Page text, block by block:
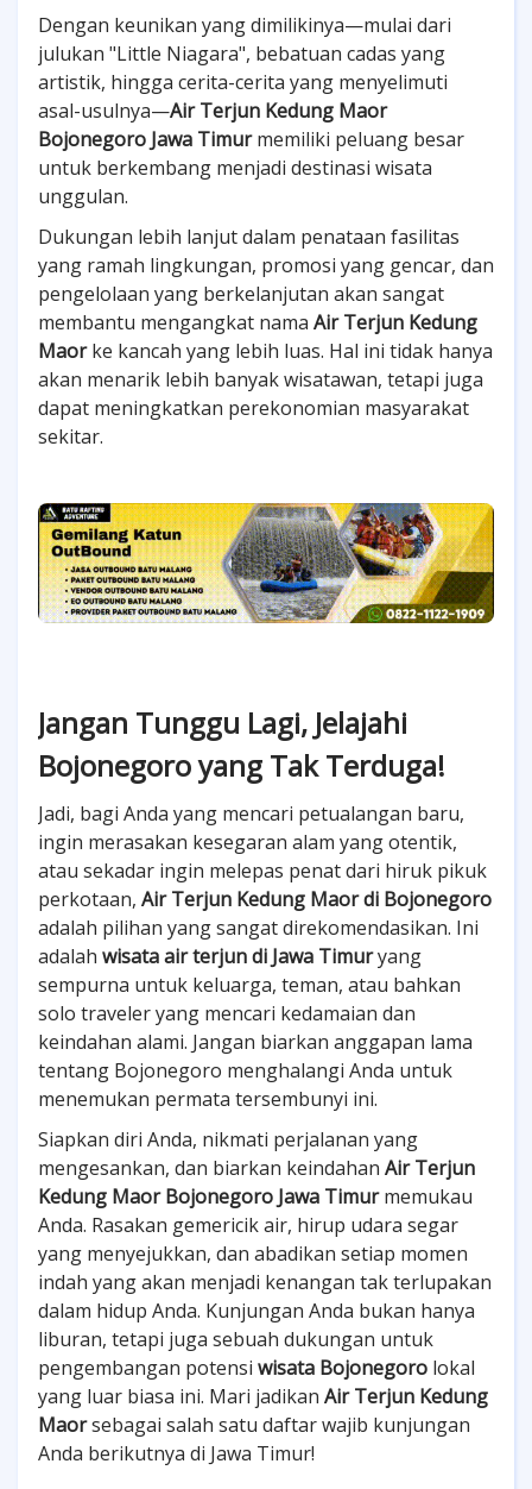
Dengan keunikan yang dimilikinya—mulai dari
julukan "Little Niagara", bebatuan cadas yang
artistik, hingga cerita-cerita yang menyelimuti
asal-usulnya—Air Terjun Kedung Maor
Bojonegoro Jawa Timurmemiliki peluang besar
untuk berkembang menjadi destinasi wisata
unggulan.
Dukungan lebih lanjut dalam penataan fasilitas
yang ramah lingkungan, promosi yang gencar, dan
pengelolaan yang berkelanjutan akan sangat
membantu mengangkat nama Air Terjun Kedung
Maorke kancah yang lebih luas. Hal ini tidak hanya
akan menarik lebih banyak wisatawan, tetapi juga
dapat meningkatkan perekonomian masyarakat
sekitar.
Jangan Tunggu Lagi, Jelajahi
Bojonegoro yang Tak Terduga!
Jadi, bagi Anda yang mencari petualangan baru,
ingin merasakan kesegaran alam yang otentik,
atau sekadar ingin melepas penat dari hiruk pikuk
perkotaan, Air Terjun Kedung Maor di Bojonegoro
adalah pilihan yang sangat direkomendasikan. Ini
adalah wisata air terjun di Jawa Timuryang
sempurna untuk keluarga, teman, atau bahkan
solo traveler yang mencari kedamaian dan
keindahan alami. Jangan biarkan anggapan lama
tentang Bojonegoro menghalangi Anda untuk
menemukan permata tersembunyi ini.
Siapkan diri Anda, nikmati perjalanan yang
mengesankan, dan biarkan keindahan Air Terjun
Kedung Maor Bojonegoro Jawa Timurmemukau
Anda. Rasakan gemericik air, hirup udara segar
yang menyejukkan, dan abadikan setiap momen
indah yang akan menjadi kenangan tak terlupakan
dalam hidup Anda. Kunjungan Anda bukan hanya
liburan, tetapi juga sebuah dukungan untuk
pengembangan potensi wisata Bojonegoro lokal
yang luar biasa ini. Mari jadikan Air Terjun Kedung
Maorsebagai salah satu daftar wajib kunjungan
Anda berikutnya di Jawa Timur!